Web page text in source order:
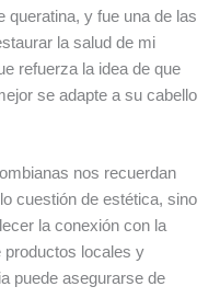
queratina, y fue una de las
la salud de mi
refuerza la idea de que
se adapte a su cabello
nos recuerdan
cuestión de estética, sino
la conexión con la
productos locales y
puede asegurarse de